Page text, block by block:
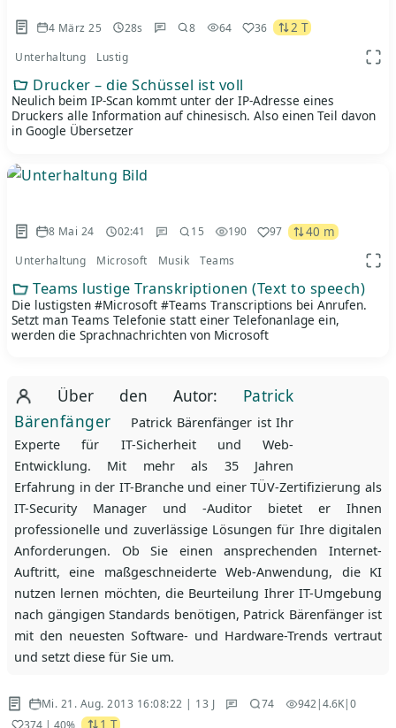
4 März 25 28s 8 64 36 2 T
Unterhaltung Lustig
Drucker – die Schüssel ist voll
Neulich beim IP-Scan kommt unter der IP-Adresse eines
Druckers alle Information auf chinesisch. Also einen Teil davon
in Google Übersetzer
8 Mai 24 02:41 15 190 97 40 m
Unterhaltung Microsoft Musik Teams
Teams lustige Transkriptionen (Text to speech)
Die lustigsten #Microsoft #Teams Transcriptions bei Anrufen.
Setzt man Teams Telefonie statt einer Telefonanlage ein,
werden die Sprachnachrichten von Microsoft
Über den Autor: Patrick
Bärenfänger
Patrick Bärenfänger ist Ihr
Experte für IT-Sicherheit und Web-
Entwicklung. Mit mehr als 35 Jahren
Erfahrung in der IT-Branche und einer TÜV-Zertifizierung als
IT-Security Manager und -Auditor bietet er Ihnen
professionelle und zuverlässige Lösungen für Ihre digitalen
Anforderungen. Ob Sie einen ansprechenden Internet-
Auftritt, eine maßgeschneiderte Web-Anwendung, die KI
nutzen lernen möchten, die Beurteilung Ihrer IT-Umgebung
nach gängigen Standards benötigen, Patrick Bärenfänger ist
mit den neuesten Software- und Hardware-Trends vertraut
und setzt diese für Sie um.
Mi. 21. Aug. 2013 16:08:22 | 13 J 74 942|4.6K|0
374 | 40% 1 T